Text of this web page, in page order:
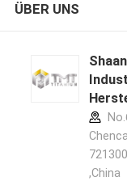
ÜBER UNS
,China